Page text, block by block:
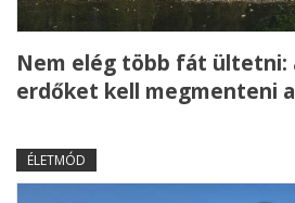
Nem elég több fát ültetni:
erdőket kell megmenteni
ÉLETMÓD